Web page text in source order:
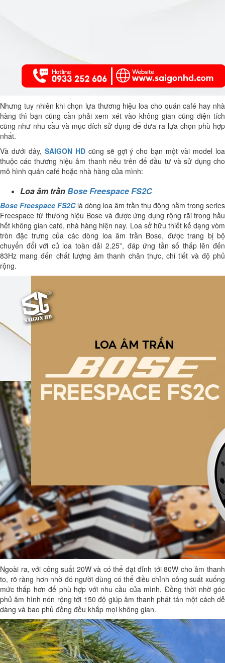
Nhưng tuy nhiên khi chọn lựa thương hiệu loa cho quán café hay nhà
hàng thì bạn cũng cần phải xem xét vào không gian cũng diện tích
cũng như nhu cầu và mục đích sử dụng để đưa ra lựa chọn phù hợp
nhất.
Và dưới đây, SAIGON HDcũng sẽ gợi ý cho bạn một vài model loa
thuộc các thương hiệu âm thanh nêu trên để đầu tư và sử dụng cho
mô hình quán café hoặc nhà hàng của mình:
Loa âm trầnBose Freespace FS2C
Bose Freespace FS2Clà dòng loa âm trần thụ động nằm trong series
Freespace từ thương hiệu Bose và được ứng dụng rộng rãi trong hầu
hết không gian café, nhà hàng hiện nay. Loa sở hữu thiết kế dạng vòm
tròn đặc trưng của các dòng loa âm trần Bose, được trang bị bộ
chuyển đổi với củ loa toàn dải 2.25”, đáp ứng tần số thấp lên đến
83Hz mang đến chất lượng âm thanh chân thực, chi tiết và độ phủ
rộng.
Ngoài ra, với công suất 20W và có thể đạt đỉnh tới 80W cho âm thanh
to, rõ ràng hơn nhờ đó người dùng có thể điều chỉnh công suất xuống
mức thấp hơn để phù hợp với nhu cầu của mình. Đồng thời nhờ góc
phủ âm hình nón rộng tới 150 độ giúp âm thanh phát tán một cách dễ
dàng và bao phủ đồng đều khắp mọi không gian.